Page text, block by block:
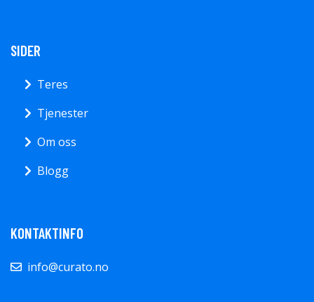
SIDER
Teres
Tjenester
Om oss
Blogg
KONTAKTINFO
info@curato.no